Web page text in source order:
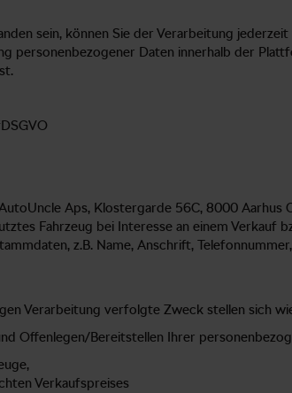
sein, können Sie der Verarbeitung
personenbezogener Daten innerhalb der
Aps, Klostergarde 56C, 8000 Aarhus
Fahrzeug bei Interesse an einem Verkauf
z.B. Name, Anschrift,
Verarbeitung verfolgte Zweck stellen sich
Offenlegen/Bereitstellen Ihrer
Verkaufspreises